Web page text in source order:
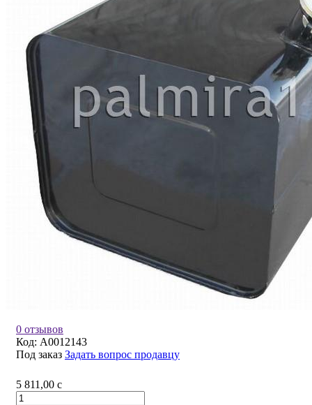
0 отзывов
Код: A0012143
Под заказ Задать вопрос продавцу
5 811,00 c